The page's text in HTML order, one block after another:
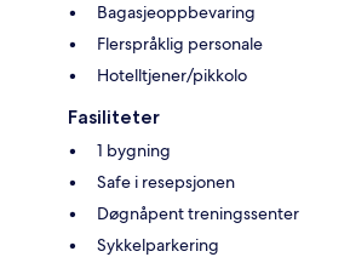
Bagasjeoppbevaring
Flerspråklig personale
Hotelltjener/pikkolo
Fasiliteter
1 bygning
Safe i resepsjonen
Døgnåpent treningssenter
Sykkelparkering